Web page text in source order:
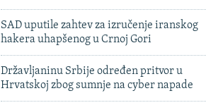
SAD uputile zahtev za izručenje iranskog
hakera uhapšenog u Crnoj Gori
Državljaninu Srbije određen pritvor u
Hrvatskoj zbog sumnje na cyber napade